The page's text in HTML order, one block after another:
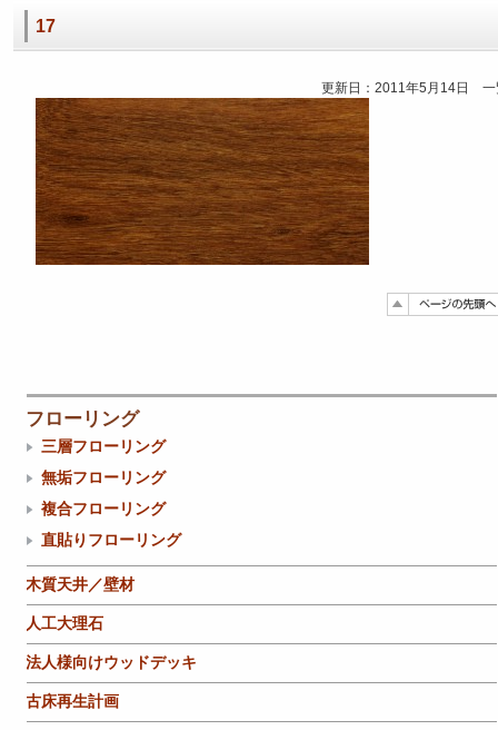
17
更新日：2011年5月14日 一
フローリング
三層フローリング
無垢フローリング
複合フローリング
直貼りフローリング
木質天井／壁材
人工大理石
法人様向けウッドデッキ
古床再生計画